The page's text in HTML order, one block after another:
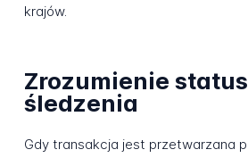
krajów.
Zrozumienie
śledzenia
Gdy transakcja jest przetwarzana